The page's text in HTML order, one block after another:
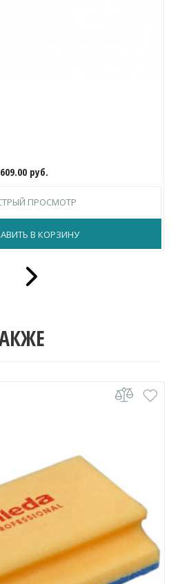
руб.
ПРОСМОТР
В КОРЗИНУ